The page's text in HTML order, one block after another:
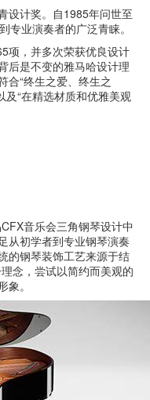
设计奖。自1985年问世至
专业演奏者的广泛青睐。
项，并多次荣获优良设计
后是不变的雅马哈设计理
合“终生之爱、终生之
及“在精选材质和优雅美观
音乐会三角钢琴设计中
从初学者到专业钢琴演奏
的钢琴装饰工艺来源于结
念，尝试以简约而美观的
。